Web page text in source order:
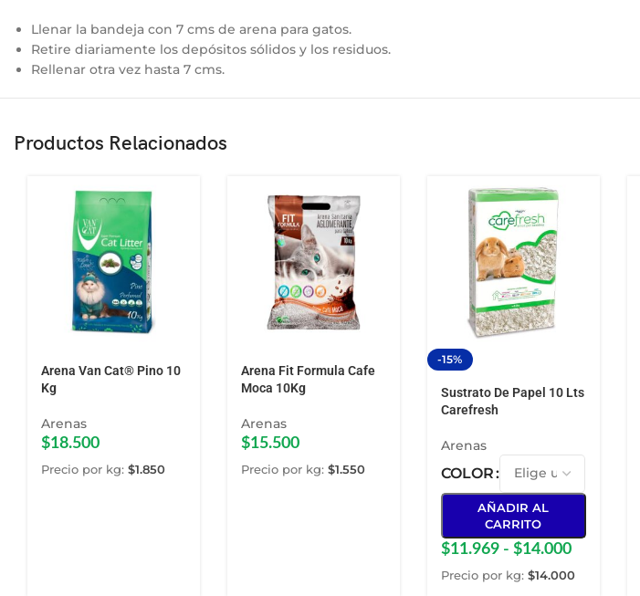
Llenar la bandeja con 7 cms de arena para gatos.
Retire diariamente los depósitos sólidos y los residuos.
Rellenar otra vez hasta 7 cms.
Productos Relacionados
Arena Van Cat® Pino 10
Kg
Arenas
$18.500
Precio por kg: $1.850
Arena Fit Formula Cafe
Moca 10Kg
Arenas
$15.500
Precio por kg: $1.550
-15%
Sustrato De Papel 10 Lts
Carefresh
Arenas
COLOR
AÑADIR AL
CARRITO
$11.969 - $14.000
Precio por kg: $14.000